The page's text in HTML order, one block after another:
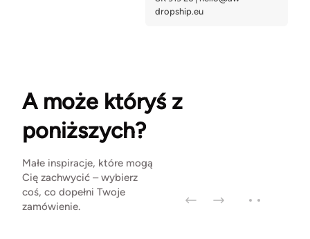
A może któryś z
poniższych?
Małe inspiracje, które mogą
Cię zachwycić – wybierz
coś, co dopełni Twoje
zamówienie.